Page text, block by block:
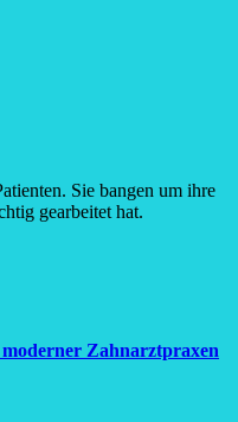
Sie bangen um ihre
gearbeitet hat.
Zahnarztpraxen